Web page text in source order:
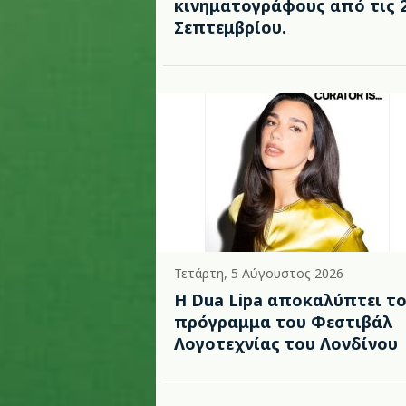
κινηματογράφους από τις
Σεπτεμβρίου.
Τετάρτη, 5 Αύγουστος 2026
Η Dua Lipa αποκαλύπτει το
πρόγραμμα του Φεστιβάλ
Λογοτεχνίας του Λονδίνου